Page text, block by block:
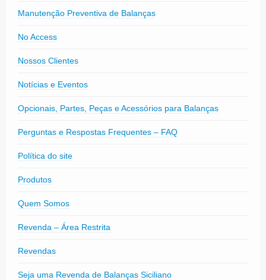
Manutenção Preventiva de Balanças
No Access
Nossos Clientes
Notícias e Eventos
Opcionais, Partes, Peças e Acessórios para Balanças
Perguntas e Respostas Frequentes – FAQ
Política do site
Produtos
Quem Somos
Revenda – Área Restrita
Revendas
Seja uma Revenda de Balanças Siciliano